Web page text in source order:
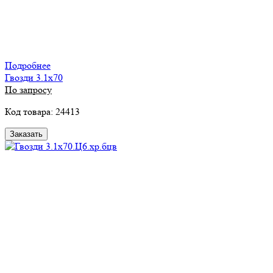
Подробнее
Гвозди 3.1х70
По запросу
Код товара: 24413
Заказать